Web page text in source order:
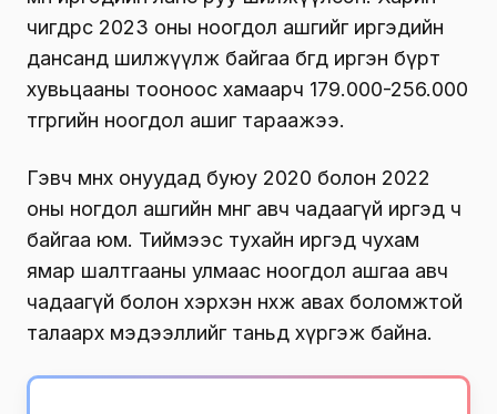
өчигдрөөс 2023 оны ноогдол ашгийг иргэдийн
дансанд шилжүүлж байгаа бөгөөд иргэн бүрт
хувьцааны тооноос хамаарч 179.000-256.000
төгрөгийн ноогдол ашиг тараажээ.
Гэвч өмнөх онуудад буюу 2020 болон 2022
оны ногдол ашгийн мөнгөө авч чадаагүй иргэд ч
байгаа юм. Тиймээс тухайн иргэд чухам
ямар шалтгааны улмаас ноогдол ашгаа авч
чадаагүй болон хэрхэн нөхөж авах боломжтой
талаарх мэдээллийг таньд хүргэж байна.